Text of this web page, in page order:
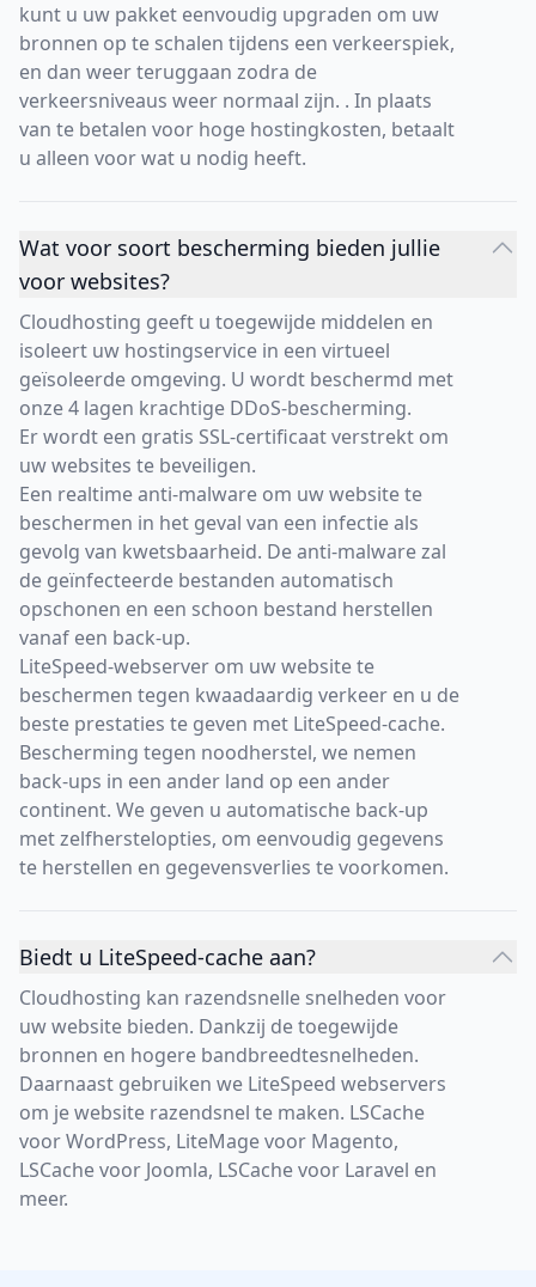
kunt u uw pakket eenvoudig upgraden om uw
bronnen op te schalen tijdens een verkeerspiek,
en dan weer teruggaan zodra de
verkeersniveaus weer normaal zijn. . In plaats
van te betalen voor hoge hostingkosten, betaalt
u alleen voor wat u nodig heeft.
Wat voor soort bescherming bieden jullie
voor websites?
Cloudhosting geeft u toegewijde middelen en
isoleert uw hostingservice in een virtueel
geïsoleerde omgeving. U wordt beschermd met
onze 4 lagen krachtige DDoS-bescherming.
Er wordt een gratis SSL-certificaat verstrekt om
uw websites te beveiligen.
Een realtime anti-malware om uw website te
beschermen in het geval van een infectie als
gevolg van kwetsbaarheid. De anti-malware zal
de geïnfecteerde bestanden automatisch
opschonen en een schoon bestand herstellen
vanaf een back-up.
LiteSpeed-webserver om uw website te
beschermen tegen kwaadaardig verkeer en u de
beste prestaties te geven met LiteSpeed-cache.
Bescherming tegen noodherstel, we nemen
back-ups in een ander land op een ander
continent. We geven u automatische back-up
met zelfherstelopties, om eenvoudig gegevens
te herstellen en gegevensverlies te voorkomen.
Biedt u LiteSpeed-cache aan?
Cloudhosting kan razendsnelle snelheden voor
uw website bieden. Dankzij de toegewijde
bronnen en hogere bandbreedtesnelheden.
Daarnaast gebruiken we LiteSpeed webservers
om je website razendsnel te maken. LSCache
voor WordPress, LiteMage voor Magento,
LSCache voor Joomla, LSCache voor Laravel en
meer.